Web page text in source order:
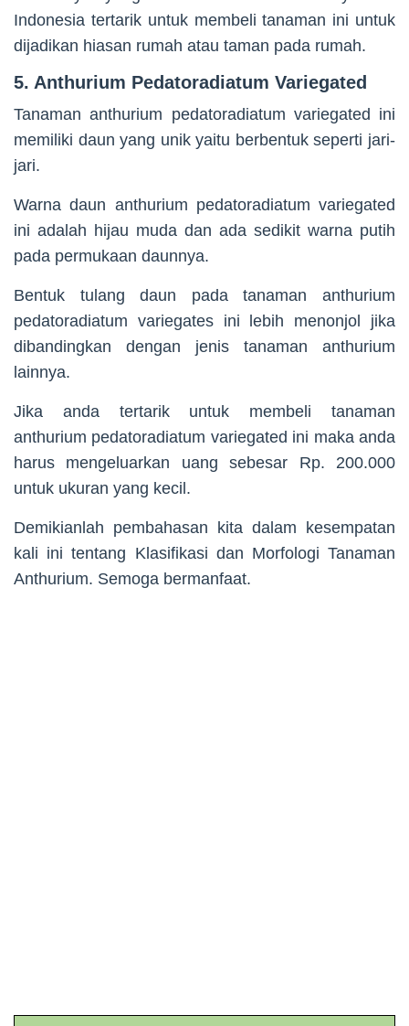
Indonesia tertarik untuk membeli tanaman ini untuk
dijadikan hiasan rumah atau taman pada rumah.
5. Anthurium Pedatoradiatum Variegated
Tanaman anthurium pedatoradiatum variegated ini
memiliki daun yang unik yaitu berbentuk seperti jari-
jari.
Warna daun anthurium pedatoradiatum variegated
ini adalah hijau muda dan ada sedikit warna putih
pada permukaan daunnya.
Bentuk tulang daun pada tanaman anthurium
pedatoradiatum variegates ini lebih menonjol jika
dibandingkan dengan jenis tanaman anthurium
lainnya.
Jika anda tertarik untuk membeli tanaman
anthurium pedatoradiatum variegated ini maka anda
harus mengeluarkan uang sebesar Rp. 200.000
untuk ukuran yang kecil.
Demikianlah pembahasan kita dalam kesempatan
kali ini tentang Klasifikasi dan Morfologi Tanaman
Anthurium. Semoga bermanfaat.